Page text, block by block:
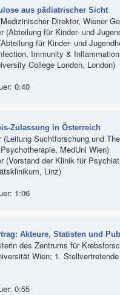
aus pädiatrischer Sicht
Direktor, Wiener
(Abteilung für Kinder- und
für Kinder- und
Immunity &
College London, London)
0:40
Zulassung in Österreich
(Leitung Suchtforschung und
MedUni Wien)
(Vorstand der Klinik für
Linz)
1:06
Akteure, Statisten und
des Zentrums für
Wien; 1.
0:55